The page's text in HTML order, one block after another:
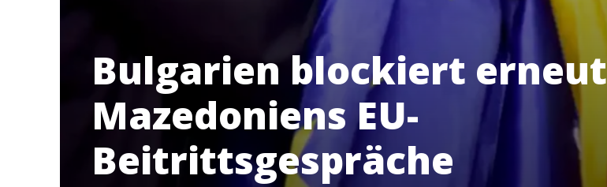
Bulgarien blockiert erneut
Mazedoniens EU-
Beitrittsgespräche